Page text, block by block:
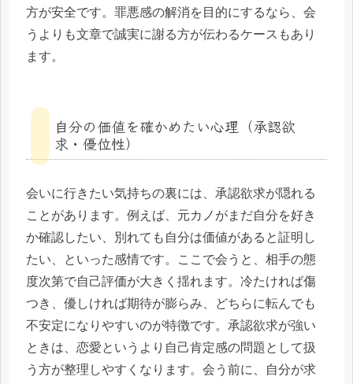
方が安全です。罪悪感の解消を目的にするなら、会
うよりも文章で誠実に謝る方が伝わるケースもあり
ます。
自分の価値を確かめたい心理（承認欲
求・優位性）
会いに行きたい気持ちの裏には、承認欲求が隠れる
ことがあります。例えば、元カノがまだ自分を好き
か確認したい、別れても自分は価値があると証明し
たい、といった感情です。ここで会うと、相手の態
度次第で自己評価が大きく揺れます。冷たければ傷
つき、優しければ期待が膨らみ、どちらに転んでも
不安定になりやすいのが特徴です。承認欲求が強い
ときは、恋愛というより自己肯定感の問題として扱
う方が整理しやすくなります。会う前に、自分が求